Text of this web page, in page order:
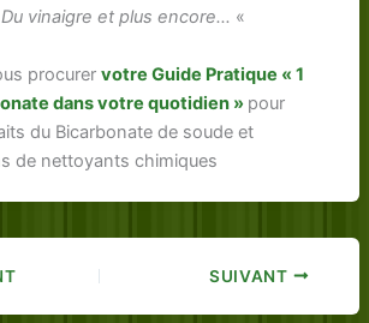
vinaigre et plus encore… «
procurervotre Guide Pratique « 1
dans votre quotidien » pour
du Bicarbonate de soude et
de nettoyants chimiques
SUIVANT